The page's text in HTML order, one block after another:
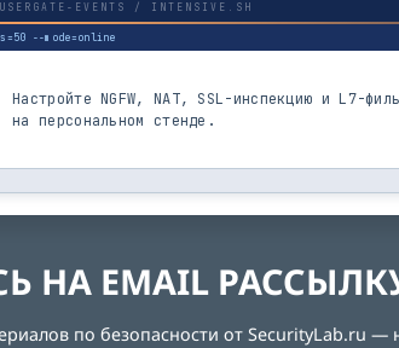
USERGATE-EVENTS / INTENSIVE.SH
--mode=online
Настройте NGFW, NAT, SSL-инспекцию и L7-
на персональном стенде.
НА EMAIL
по безопасности от SecurityLab.ru —